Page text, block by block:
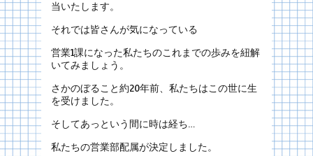
当いたします。
それでは皆さんが気になっている
営業1課になった私たちのこれまでの歩みを紐解
いてみましょう。
さかのぼること約20年前、私たちはこの世に生
を受けました。
そしてあっという間に時は経ち…
私たちの営業部配属が決定しました。